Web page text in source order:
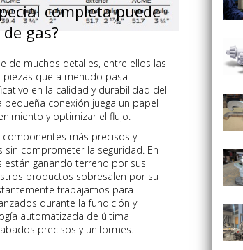
completa puede
gas?
de muchos detalles, entre ellos las
que a menudo pasa
en la calidad y durabilidad del
pequeña conexión juega un papel
y optimizar el flujo.
más precisos y
comprometer la seguridad. En
están ganando terreno por sus
productos sobresalen por su
trabajamos para
durante la fundición y
automatizada de última
precisos y uniformes.